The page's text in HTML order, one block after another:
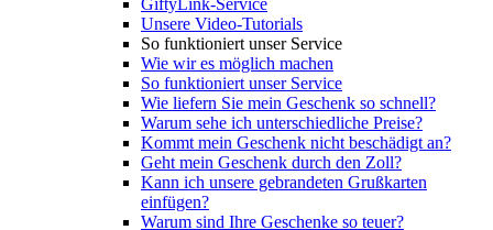
GiftyLink-Service
Unsere Video-Tutorials
So funktioniert unser Service
Wie wir es möglich machen
So funktioniert unser Service
Wie liefern Sie mein Geschenk so schnell?
Warum sehe ich unterschiedliche Preise?
Kommt mein Geschenk nicht beschädigt an?
Geht mein Geschenk durch den Zoll?
Kann ich unsere gebrandeten Grußkarten
einfügen?
Warum sind Ihre Geschenke so teuer?